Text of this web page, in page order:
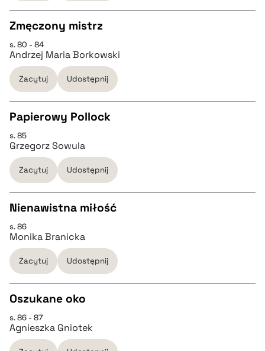
BIBTEX
pobierz cytat
CZYSTY TEKST
pobierz cytat
BIBTEX
pobierz cytat
Zmęczony mistrz
s. 80 - 84
Andrzej Maria Borkowski
Zacytuj Udostępnij
CZYSTY TEKST
pobierz cytat
BIBTEX
pobierz cytat
Papierowy Pollock
s. 85
Grzegorz Sowula
Zacytuj Udostępnij
CZYSTY TEKST
pobierz cytat
BIBTEX
pobierz cytat
Nienawistna miłość
s. 86
Monika Branicka
Zacytuj Udostępnij
CZYSTY TEKST
Oszukane oko
s. 86 - 87
Agnieszka Gniotek